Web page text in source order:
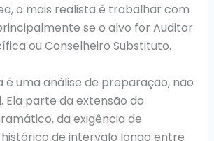
o mais realista é trabalhar com
se o alvo for Auditor
ou Conselheiro Substituto.
é uma análise de preparação, não
Ela parte da extensão do
da exigência de
de intervalo longo entre